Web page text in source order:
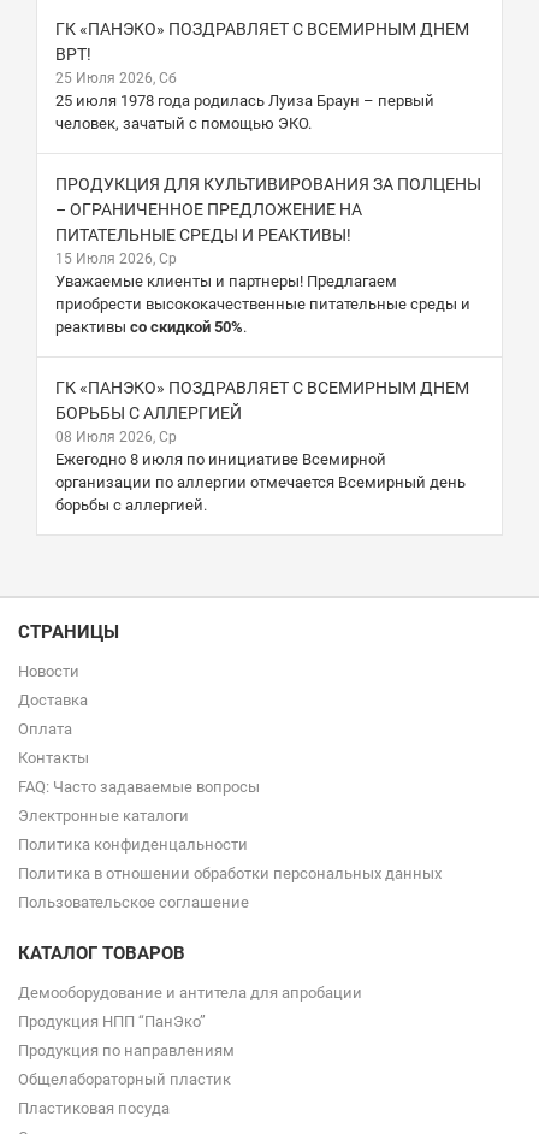
ГК «ПАНЭКО» ПОЗДРАВЛЯЕТ С ВСЕМИРНЫМ ДНЕМ
ВРТ!
25 Июля 2026, Сб
25 июля 1978 года родилась Луиза Браун – первый
человек, зачатый с помощью ЭКО.
ПРОДУКЦИЯ ДЛЯ КУЛЬТИВИРОВАНИЯ ЗА ПОЛЦЕНЫ
– ОГРАНИЧЕННОЕ ПРЕДЛОЖЕНИЕ НА
ПИТАТЕЛЬНЫЕ СРЕДЫ И РЕАКТИВЫ!
15 Июля 2026, Ср
Уважаемые клиенты и партнеры! Предлагаем
приобрести высококачественные питательные среды и
реактивы со скидкой 50%.
ГК «ПАНЭКО» ПОЗДРАВЛЯЕТ С ВСЕМИРНЫМ ДНЕМ
БОРЬБЫ С АЛЛЕРГИЕЙ
08 Июля 2026, Ср
Ежегодно 8 июля по инициативе Всемирной
организации по аллергии отмечается Всемирный день
борьбы с аллергией.
СТРАНИЦЫ
Новости
Доставка
Оплата
Контакты
FAQ: Часто задаваемые вопросы
Электронные каталоги
Политика конфиденцальности
Политика в отношении обработки персональных данных
Пользовательское соглашение
КАТАЛОГ ТОВАРОВ
Демооборудование и антитела для апробации
Продукция НПП “ПанЭко”
Продукция по направлениям
Общелабораторный пластик
Пластиковая посуда